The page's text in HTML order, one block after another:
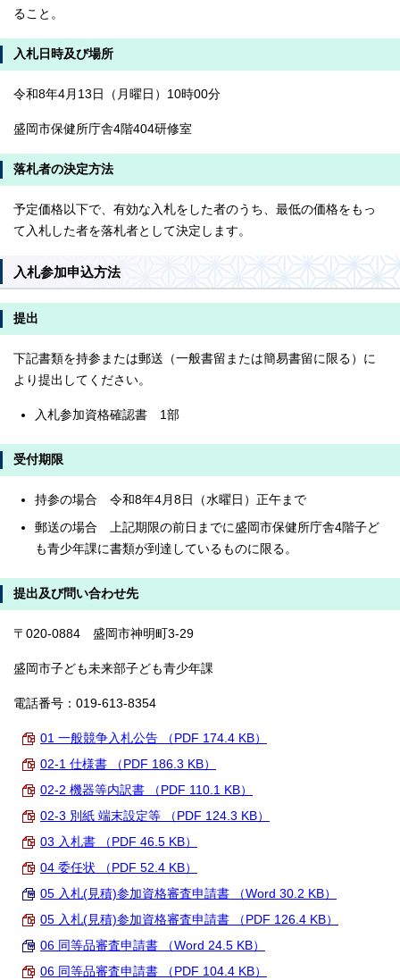
ること。
入札日時及び場所
令和8年4月13日（月曜日）10時00分
盛岡市保健所庁舎4階404研修室
落札者の決定方法
予定価格以下で、有効な入札をした者のうち、最低の価格をもっ
て入札した者を落札者として決定します。
入札参加申込方法
提出
下記書類を持参または郵送（一般書留または簡易書留に限る）に
より提出してください。
入札参加資格確認書 1部
受付期限
持参の場合 令和8年4月8日（水曜日）正午まで
郵送の場合 上記期限の前日までに盛岡市保健所庁舎4階子ど
も青少年課に書類が到達しているものに限る。
提出及び問い合わせ先
〒020-0884 盛岡市神明町3-29
盛岡市子ども未来部子ども青少年課
電話番号：019-613-8354
01 一般競争入札公告 （PDF 174.4 KB）
02-1 仕様書 （PDF 186.3 KB）
02-2 機器等内訳書 （PDF 110.1 KB）
02-3 別紙 端末設定等 （PDF 124.3 KB）
03 入札書 （PDF 46.5 KB）
04 委任状 （PDF 52.4 KB）
05 入札(見積)参加資格審査申請書 （Word 30.2 KB）
05 入札(見積)参加資格審査申請書 （PDF 126.4 KB）
06 同等品審査申請書 （Word 24.5 KB）
06 同等品審査申請書 （PDF 104.4 KB）